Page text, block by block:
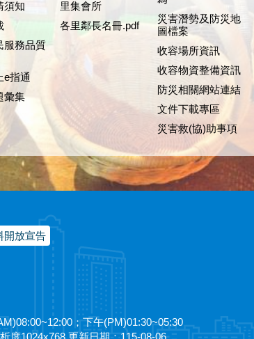
須知
服務品質
e指通
彙集
里集會所
各里鄰長名冊.pdf
災害潛勢及防災地
圖檔案
收容場所資訊
收容物資整備資訊
防災相關網站連結
文件下載專區
災害救(協)助事項
開放宣告
；下午(PM)01:30~05:30
度1024x768 更新日期：115-08-06